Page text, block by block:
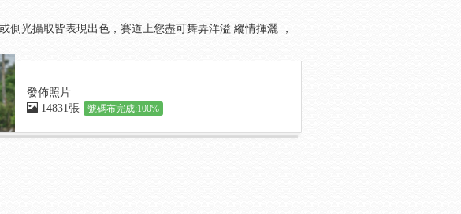
光攝取皆表現出色，賽道上您盡可舞弄洋溢 縱情揮灑 ，
發佈照片
14831張
號碼布完成:100%